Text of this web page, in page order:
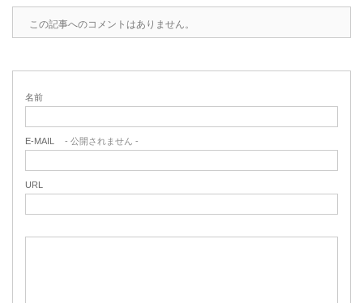
この記事へのコメントはありません。
名前
E-MAIL - 公開されません -
URL